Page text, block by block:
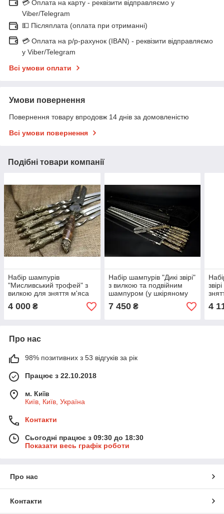
💳 Оплата на карту - реквізити відправляємо у
Viber/Telegram
💵 Післяплата (оплата при отриманні)
💳 Оплата на р/р-рахунок (IBAN) - реквізити відправляємо
у Viber/Telegram
Всі умови оплати
Умови повернення
Повернення товару впродовж 14 днів за домовленістю
Всі умови повернення
Подібні товари компанії
Набір шампурів
"Мисливський трофей" з
вилкою для зняття м'яса
(у шкіряному сагайдаку)
4 000 ₴
Набір шампурів "Дикі звірі"
з вилкою та подвійним
шампуром (у шкіряному
закритому сагайдаку)
7 450₴ 4
Про нас
98% позитивних з 53 відгуків за рік
Працює з 22.10.2018
м. Київ
Київ, Київ, Україна
Контакти
Сьогодні працює з 09:30 до 18:30
Показати весь графік роботи
Про нас
Контакти